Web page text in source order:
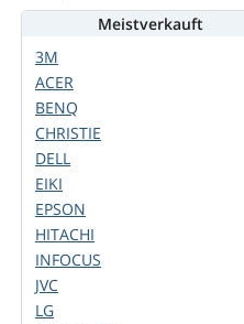
Meistverkauft
3M
ACER
BENQ
CHRISTIE
DELL
EIKI
EPSON
HITACHI
INFOCUS
JVC
LG